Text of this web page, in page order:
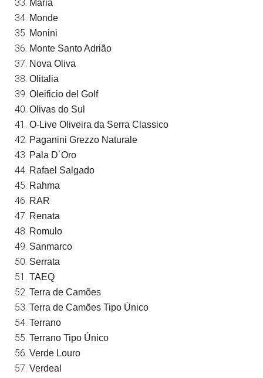
Maria
Monde
Monini
Monte Santo Adrião
Nova Oliva
Olitalia
Oleificio del Golf
Olivas do Sul
O-Live Oliveira da Serra Classico
Paganini Grezzo Naturale
Pala D´Oro
Rafael Salgado
Rahma
RAR
Renata
Romulo
Sanmarco
Serrata
TAEQ
Terra de Camões
Terra de Camões Tipo Único
Terrano
Terrano Tipo Único
Verde Louro
Verdeal